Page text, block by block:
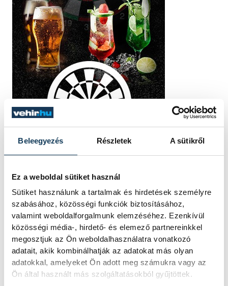
Beleegyezés Részletek A sütikről
Ez a weboldal sütiket használ
Sütiket használunk a tartalmak és hirdetések személyre
szabásához, közösségi funkciók biztosításához,
valamint weboldalforgalmunk elemzéséhez. Ezenkívül
közösségi média-, hirdető- és elemező partnereinkkel
megosztjuk az Ön weboldalhasználatra vonatkozó
adatait, akik kombinálhatják az adatokat más olyan
adatokkal, amelyeket Ön adott meg számukra vagy az
Ön által használt más szolgáltatásokból gyűjtöttek.
TOVÁBBI CIKKEK
KÉK FÉNY
Tűz van a
Csobánchegyen